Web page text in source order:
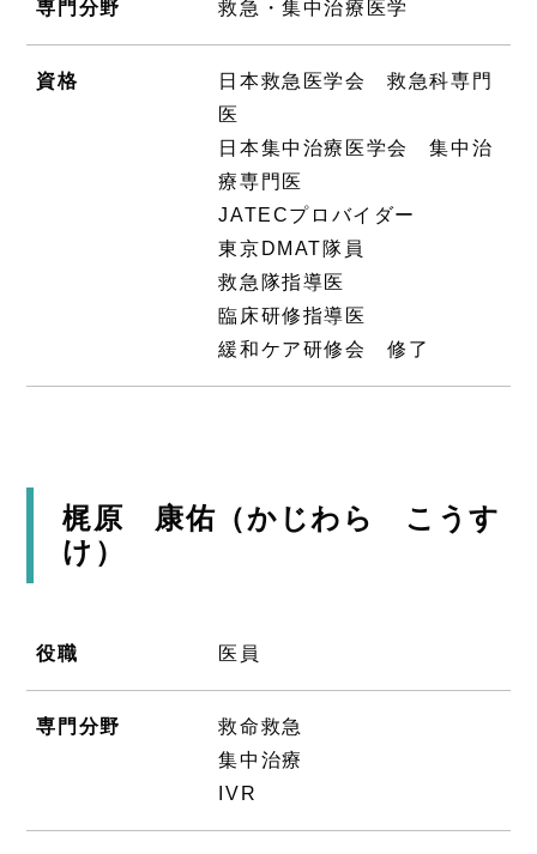
専門分野 救急・集中治療医学
資格
日本救急医学会 救急科専門
医
日本集中治療医学会 集中治
療専門医
JATECプロバイダー
東京DMAT隊員
救急隊指導医
臨床研修指導医
緩和ケア研修会 修了
梶原 康佑（かじわら こうす
け）
役職 医員
専門分野
救命救急
集中治療
IVR